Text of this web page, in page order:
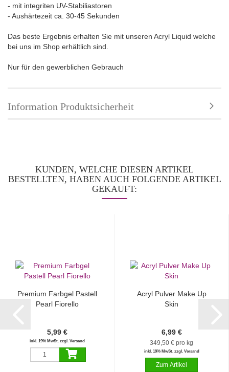
- mit integriten UV-Stabiliastoren
- Aushärtezeit ca. 30-45 Sekunden
Das beste Ergebnis erhalten Sie mit unseren Acryl Liquid welche
bei uns im Shop erhältlich sind.
Nur für den gewerblichen Gebrauch
Information Produktsicherheit
KUNDEN, WELCHE DIESEN ARTIKEL
BESTELLTEN, HABEN AUCH FOLGENDE ARTIKEL
GEKAUFT:
Premium Farbgel Pastell
Pearl Fiorello
5,99 €
inkl. 19% MwSt. zzgl. Versand
Acryl Pulver Make Up
Skin
6,99 €
349,50 € pro kg
inkl. 19% MwSt. zzgl. Versand